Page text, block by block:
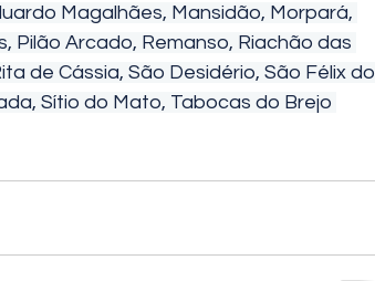
Magalhães, Mansidão, Morpará,
Pilão Arcado, Remanso, Riachão das
de Cássia, São Desidério, São Félix do
Sítio do Mato, Tabocas do Brejo